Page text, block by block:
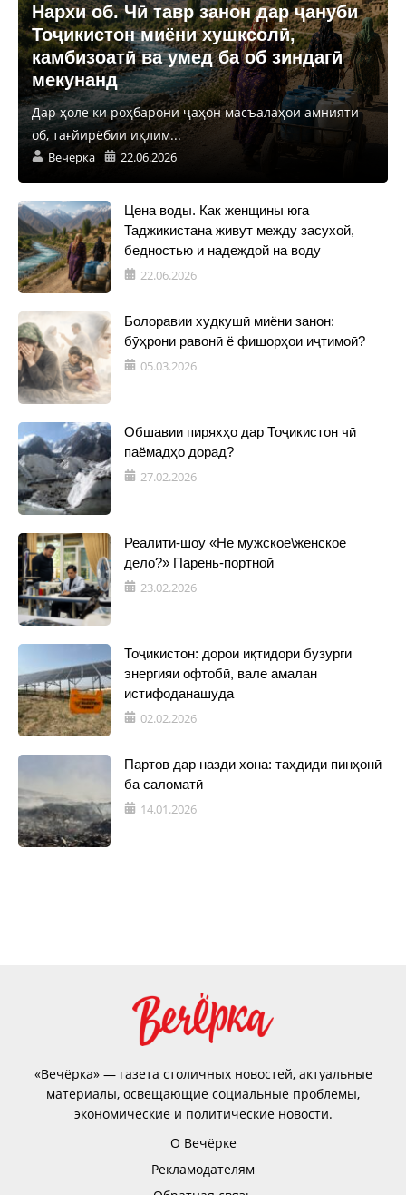
Нархи об. Чӣ тавр занон дар ҷануби
Тоҷикистон миёни хушксолӣ,
камбизоатӣ ва умед ба об зиндагӣ
мекунанд
Дар ҳоле ки роҳбарони ҷаҳон масъалаҳои амнияти
об, тағйирёбии иқлим...
Вечерка 22.06.2026
Цена воды. Как женщины юга
Таджикистана живут между засухой,
бедностью и надеждой на воду
22.06.2026
Болоравии худкушӣ миёни занон:
бӯҳрони равонӣ ё фишорҳои иҷтимоӣ?
05.03.2026
Обшавии пиряхҳо дар Тоҷикистон чӣ
паёмадҳо дорад?
27.02.2026
Реалити-шоу «Не мужское\женское
дело?» Парень-портной
23.02.2026
Тоҷикистон: дорои иқтидори бузурги
энергияи офтобӣ, вале амалан
истифоданашуда
02.02.2026
Партов дар назди хона: таҳдиди пинҳонӣ
ба саломатӣ
14.01.2026
«Вечёрка» — газета столичных новостей, актуальные
материалы, освещающие социальные проблемы,
экономические и политические новости.
О Вечёрке
Рекламодателям